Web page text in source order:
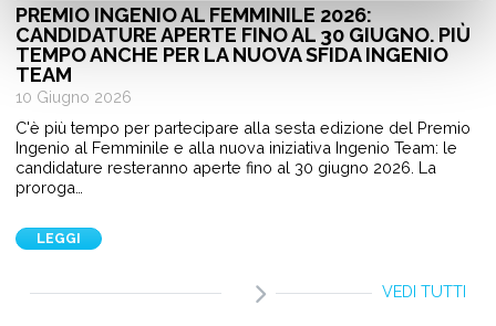
PREMIO INGENIO AL FEMMINILE 2026:
CANDIDATURE APERTE FINO AL 30 GIUGNO. PIÙ
TEMPO ANCHE PER LA NUOVA SFIDA INGENIO
TEAM
10 Giugno 2026
C'è più tempo per partecipare alla sesta edizione del Premio
Ingenio al Femminile e alla nuova iniziativa Ingenio Team: le
candidature resteranno aperte fino al 30 giugno 2026. La
proroga…
LEGGI
VEDI TUTTI